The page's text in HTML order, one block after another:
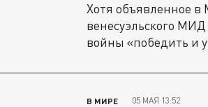
Хотя объявленное в
венесуэльского
войны «победить и
В МИРЕ 05 МАЯ 13:52